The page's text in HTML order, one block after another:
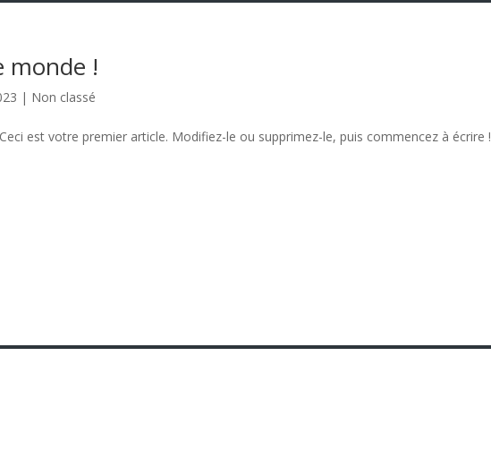
monde !
| Non classé
est votre premier article. Modifiez-le ou supprimez-le, puis commencez à écrire !